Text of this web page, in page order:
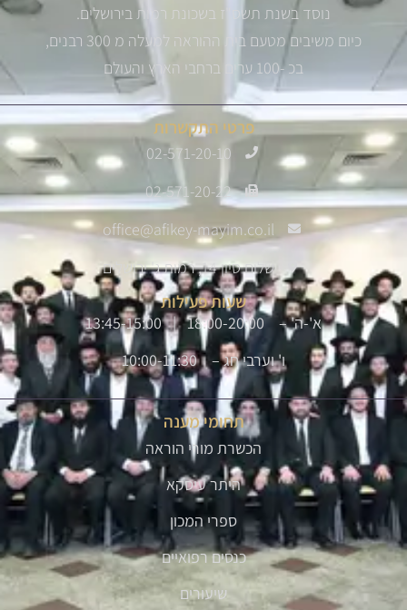
נוסד בשנת תשס"ז בשכונת רמות בירושלים.
כיום משיבים מטעם בית ההוראה למעלה מ 300 רבנים,
בכ -100 ערים ברחבי הארץ והעולם
פרטי התקשרות
02-571-20-10
02-571-20-22
office@afikey-mayim.co.il
שלום סיון 14, רמות ג' ירושלים
שעות פעילות
א'-ה' – 18:00-20:00 | 13:45-15:00
ו' וערבי חג – 10:00-11:30
תחומי מענה
הכשרת מורי הוראה
היתר עיסקא
ספרי המכון
כנסים רפואיים
שיעורים